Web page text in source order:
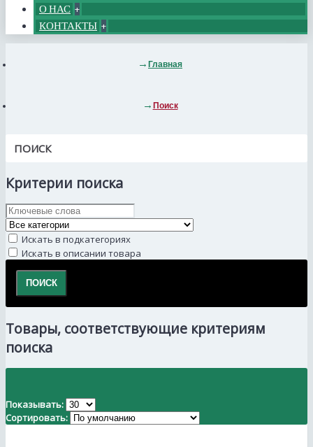
О НАС +
КОНТАКТЫ +
Главная
Поиск
ПОИСК
Критерии поиска
Искать в подкатегориях
Искать в описании товара
Товары, соответствующие критериям
поиска
Показывать:
Сортировать: